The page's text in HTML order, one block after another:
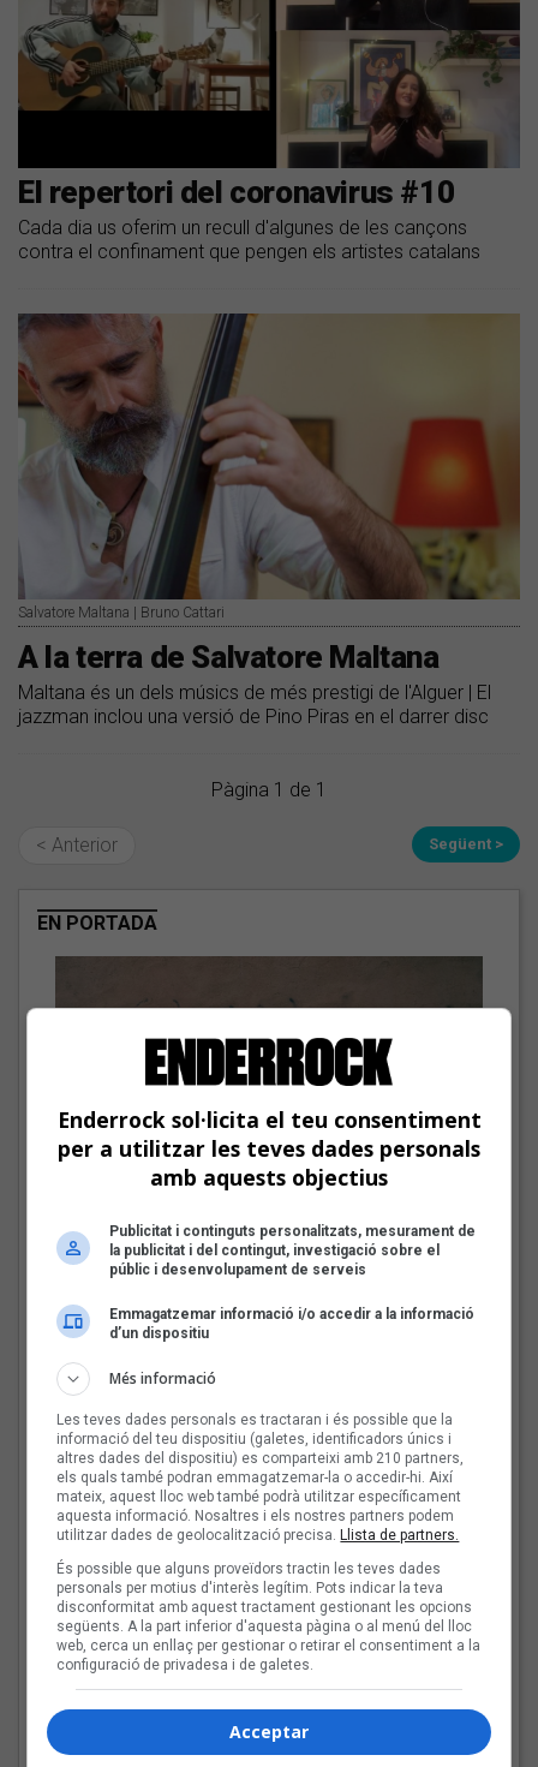
El repertori del coronavirus #10
Cada dia us oferim un recull d'algunes de les cançons
contra el confinament que pengen els artistes catalans
Salvatore Maltana | Bruno Cattari
A la terra de Salvatore Maltana
Maltana és un dels músics de més prestigi de l'Alguer | El
jazzman inclou una versió de Pino Piras en el darrer disc
Pàgina 1 de 1
< Anterior Següent >
EN PORTADA
Mark Boske | Arxiu Casa de la Música de Lleida
Mark Boske: «No m’agrada
etiquetar-me de cantautor»
Parlem amb el músic de Tremp del seu projecte musical
Les veus dels himnes del
futbol català: Miquel
Abras, Mazoni, Sanjosex
i The Gruixut’s
El Sona9 d'estiu d'iCat
descobreix els
concursants balears i
valencians
Enderrock sol·licita el teu consentiment
per a utilitzar les teves dades personals
amb aquests objectius
Publicitat i continguts personalitzats, mesurament de
la publicitat i del contingut, investigació sobre el
públic i desenvolupament de serveis
Emmagatzemar informació i/o accedir a la informació
d’un dispositiu
Més informació
Les teves dades personals es tractaran i és possible que la
informació del teu dispositiu (galetes, identificadors únics i
altres dades del dispositiu) es comparteixi amb 210 partners,
els quals també podran emmagatzemar-la o accedir-hi. Així
mateix, aquest lloc web també podrà utilitzar específicament
aquesta informació. Nosaltres i els nostres partners podem
utilitzar dades de geolocalització precisa. Llista de partners.
És possible que alguns proveïdors tractin les teves dades
personals per motius d'interès legítim. Pots indicar la teva
disconformitat amb aquest tractament gestionant les opcions
següents. A la part inferior d'aquesta pàgina o al menú del lloc
web, cerca un enllaç per gestionar o retirar el consentiment a la
configuració de privadesa i de galetes.
Acceptar